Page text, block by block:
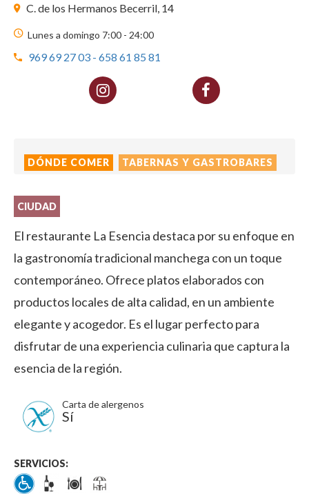
C. de los Hermanos Becerril, 14
Lunes a domingo 7:00 - 24:00
969 69 27 03 - 658 61 85 81
DÓNDE COMER TABERNAS Y GASTROBARES
CIUDAD
El restaurante La Esencia destaca por su enfoque en
la gastronomía tradicional manchega con un toque
contemporáneo. Ofrece platos elaborados con
productos locales de alta calidad, en un ambiente
elegante y acogedor. Es el lugar perfecto para
disfrutar de una experiencia culinaria que captura la
esencia de la región.
Carta de alergenos
Sí
SERVICIOS: